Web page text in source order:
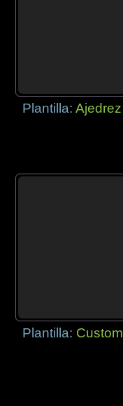
Plantilla:Ajedrez
Plantilla: Custom